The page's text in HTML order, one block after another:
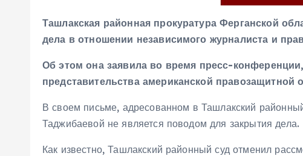
Ташлакская районная прокуратура Ферганской
дела в отношении независимого журналиста и
Об этом она заявила во время пресс-
представительства американской правозащитной
В своем письме, адресованном в Ташлакский
Таджибаевой не является поводом для закрытия дела.
Как известно, Ташлакский районный суд отменил